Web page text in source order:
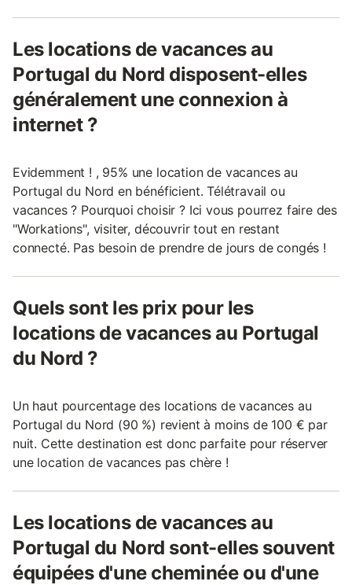
Les locations de vacances au
Portugal du Nord disposent-elles
généralement une connexion à
internet ?
Evidemment ! , 95% une location de vacances au
Portugal du Nord en bénéficient. Télétravail ou
vacances ? Pourquoi choisir ? Ici vous pourrez faire des
"Workations", visiter, découvrir tout en restant
connecté. Pas besoin de prendre de jours de congés !
Quels sont les prix pour les
locations de vacances au Portugal
du Nord ?
Un haut pourcentage des locations de vacances au
Portugal du Nord (90 %) revient à moins de 100 € par
nuit. Cette destination est donc parfaite pour réserver
une location de vacances pas chère !
Les locations de vacances au
Portugal du Nord sont-elles souvent
équipées d'une cheminée ou d'une